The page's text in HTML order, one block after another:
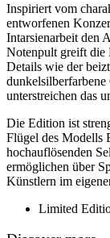
Inspiriert vom
entworfenen
Intarsienarbeit den
Notenpult greift die
Details wie der
unterstreichen das
Die Edition ist
Flügel des Modells
hochauflösenden
ermöglichen über
Künstlern im
Limited